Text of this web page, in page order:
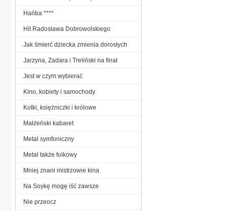
Hańba ****
Hit Radosława Dobrowolskiego
Jak śmierć dziecka zmienia dorosłych
Jarzyna, Zadara i Treliński na finał
Jest w czym wybierać
Kino, kobiety i samochody
Kotki, księżniczki i królowe
Małżeński kabaret
Metal symfoniczny
Metal także folkowy
Mniej znani mistrzowie kina
Na Soykę mogę iść zawsze
Nie przeocz